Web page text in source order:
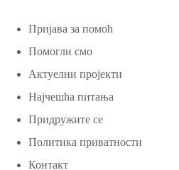
Пријава за помоћ
Помогли смо
Актуелни пројекти
Најчешћа питања
Придружите се
Политика приватности
Контакт